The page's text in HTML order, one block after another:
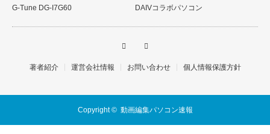
G-Tune DG-I7G60 DAIVコラボパソコン
著者紹介 運営会社情報 お問い合わせ 個人情報保護方針
Copyright © 動画編集パソコン速報